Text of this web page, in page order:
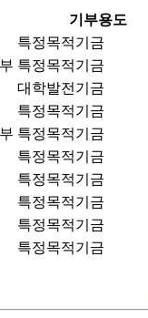
기부용도
특정목적기금
특정목적기금
대학발전기금
특정목적기금
특정목적기금
특정목적기금
특정목적기금
특정목적기금
특정목적기금
특정목적기금